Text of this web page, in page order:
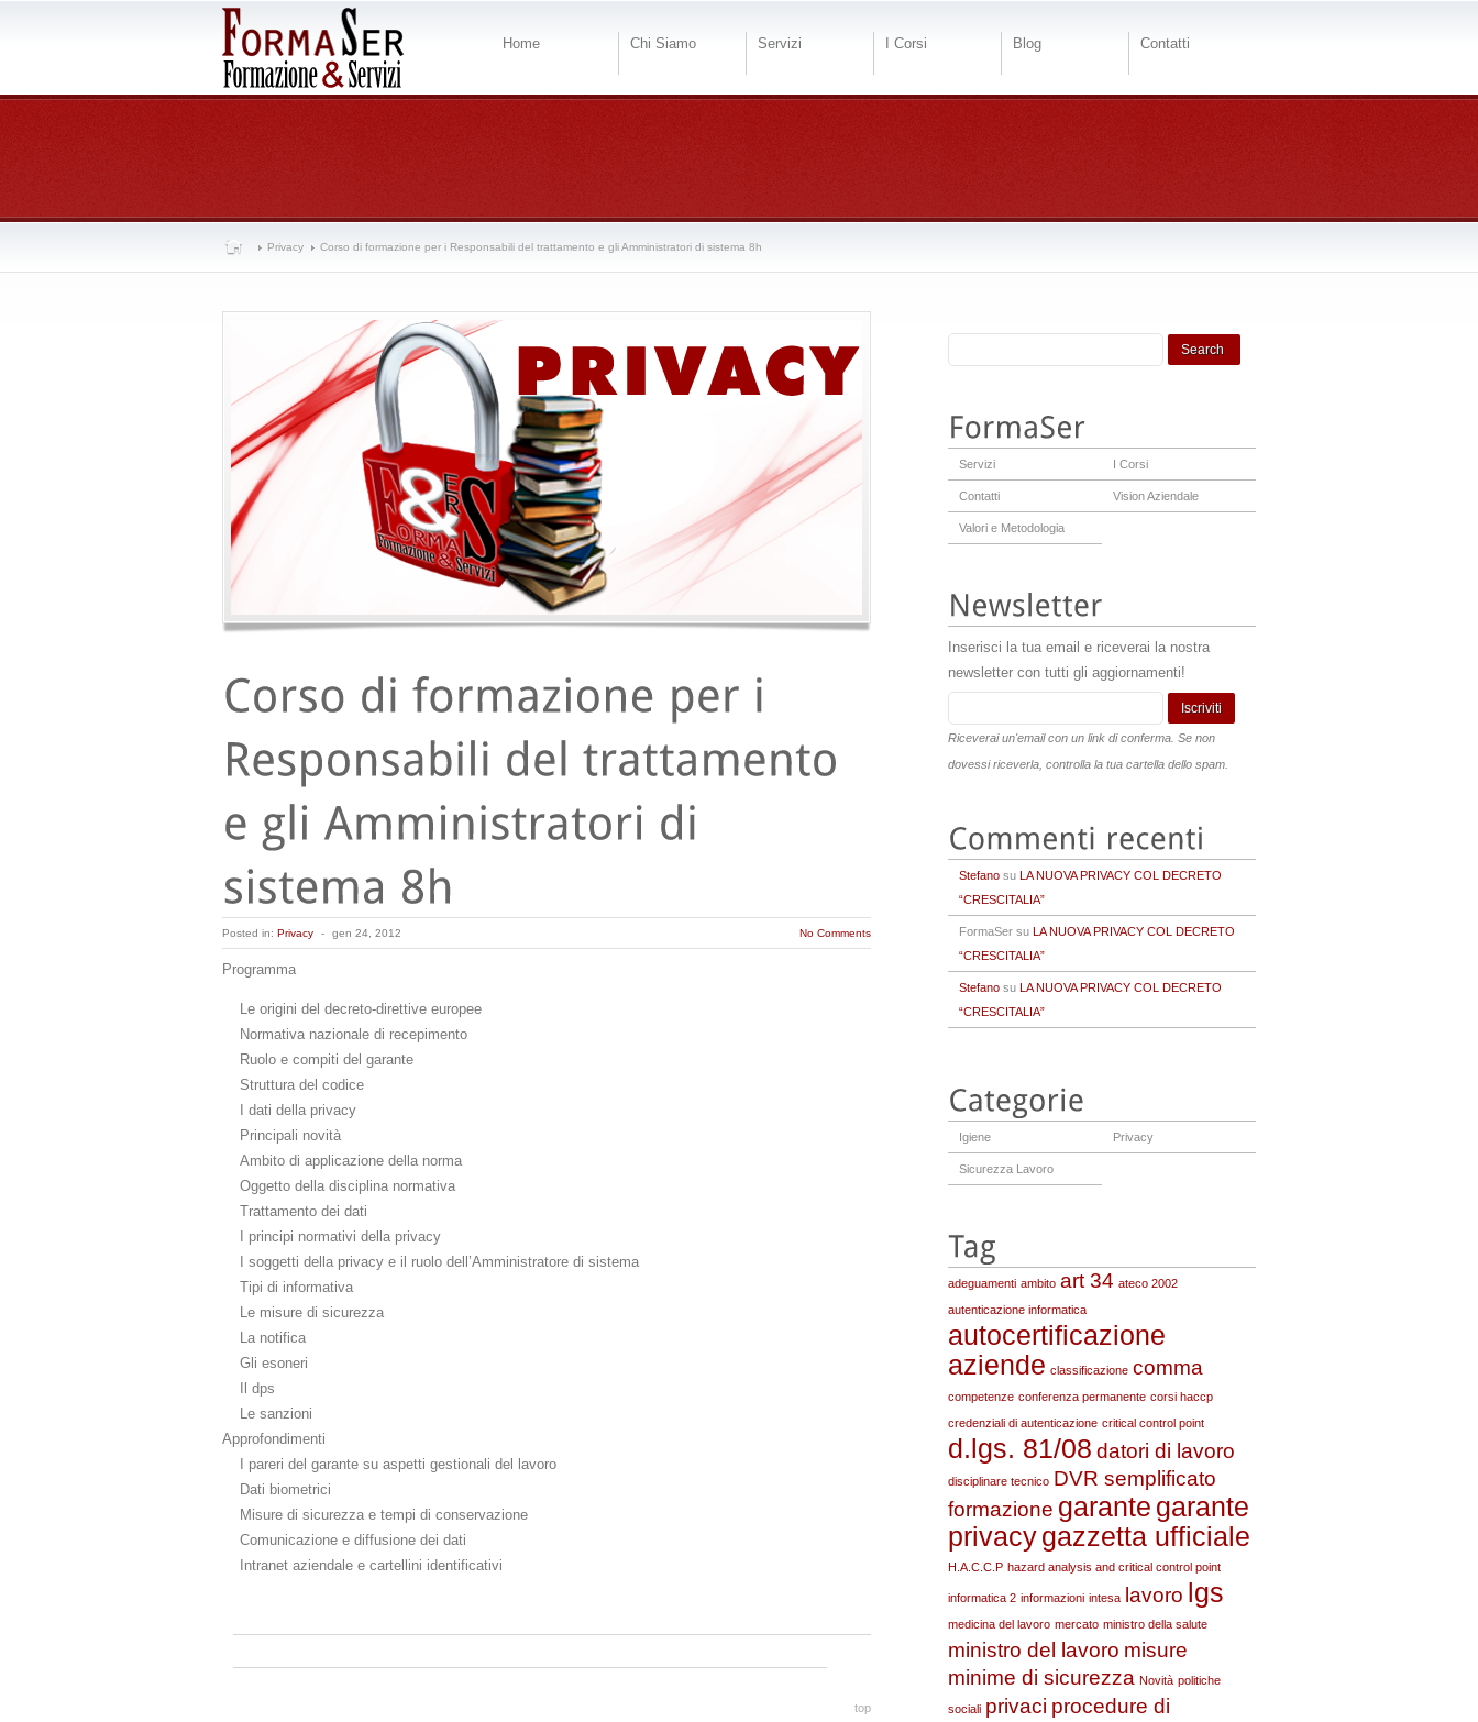
Home Chi Siamo Servizi I Corsi Blog Contatti
Privacy Corso di formazione per i Responsabili del trattamento e gli Amministratori di sistema 8h
Posted in: Privacy - gen 24, 2012 No Comments
Programma
­ Le origini del decreto-direttive europee
­ Normativa nazionale di recepimento
­ Ruolo e compiti del garante
­ Struttura del codice
­ I dati della privacy
­ Principali novità
­ Ambito di applicazione della norma
­ Oggetto della disciplina normativa
­ Trattamento dei dati
­ I principi normativi della privacy
­ I soggetti della privacy e il ruolo dell’Amministratore di sistema
­ Tipi di informativa
­ Le misure di sicurezza
­ La notifica
­ Gli esoneri
­ Il dps
­ Le sanzioni
Approfondimenti
­ I pareri del garante su aspetti gestionali del lavoro
­ Dati biometrici
­ Misure di sicurezza e tempi di conservazione
­ Comunicazione e diffusione dei dati
­ Intranet aziendale e cartellini identificativi
top
Servizi I Corsi
Contatti Vision Aziendale
Valori e Metodologia
Inserisci la tua email e riceverai la nostra
newsletter con tutti gli aggiornamenti!
Riceverai un'email con un link di conferma. Se non
dovessi riceverla, controlla la tua cartella dello spam.
Stefano su LA NUOVA PRIVACY COL DECRETO
“CRESCITALIA”
FormaSer su LA NUOVA PRIVACY COL DECRETO
“CRESCITALIA”
Stefano su LA NUOVA PRIVACY COL DECRETO
“CRESCITALIA”
Igiene Privacy
Sicurezza Lavoro
adeguamenti ambito art 34 ateco 2002
autenticazione informatica
autocertificazione
aziende classificazione comma
competenze conferenza permanente corsi haccp
credenziali di autenticazione critical control point
d.lgs. 81/08 datori di lavoro
disciplinare tecnico DVR semplificato
formazione garante garante
privacygazzetta ufficiale
H.A.C.C.P hazard analysis and critical control point
informatica 2 informazioni intesa lavoro lgs
medicina del lavoro mercato ministro della salute
ministro del lavoro misure
minime di sicurezza Novità politiche
sociali privaci procedure di